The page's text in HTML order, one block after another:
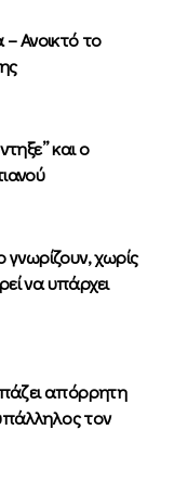
Ανοικτό το
και ο
χωρίς
να υπάρχει
απόρρητη
τον